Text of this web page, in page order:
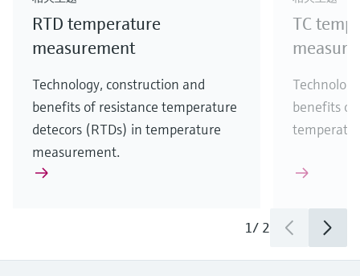
RTD temperature
measurement
Technology, construction and
benefits of resistance temperature
detecors (RTDs) in temperature
measurement.
TC
benefits of
1/ 2